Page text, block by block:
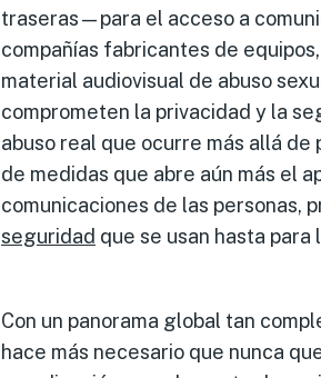
traseras—para el acceso a
compañías fabricantes de
material audiovisual de abuso
comprometen la privacidad y la
abuso real que ocurre más allá
de medidas que abre aún más el
comunicaciones de las personas,
seguridad que se usan hasta
Con un panorama global tan
hace más necesario que nunca